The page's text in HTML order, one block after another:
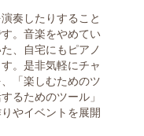
奏したりすること
。音楽をやめてい
、自宅にもピアノ
。是非気軽にチャ
「楽しむためのツ
るためのツール」
やイベントを展開